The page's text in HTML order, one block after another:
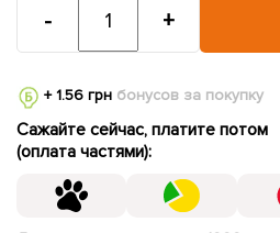
- +
+ 1.56 грнбонусов за покупку
Сажайте сейчас, платите потом
(оплата частями):